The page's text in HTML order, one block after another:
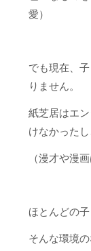
愛）
でも現在、
りません。
紙芝居はエ
けなかった
（漫才や漫
ほとんどの
そんな環境